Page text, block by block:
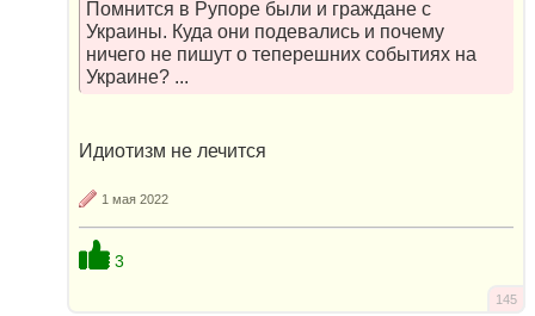
Помнится в Рупоре были и граждане с
Украины. Куда они подевались и почему
ничего не пишут о теперешних событиях на
Украине? ...
Идиотизм не лечится
1 мая 2022
3
145